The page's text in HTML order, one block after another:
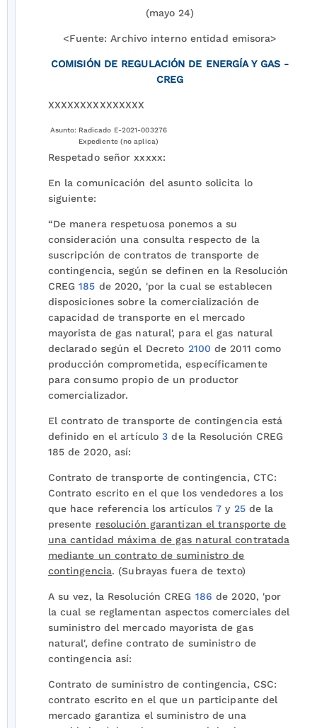
(mayo 24)
<Fuente: Archivo interno entidad emisora>
COMISIÓN DE REGULACIÓN DE ENERGÍA Y GAS -
CREG
XXXXXXXXXXXXXXX
Asunto: Radicado E-2021-003276
Expediente (no aplica)
Respetado señor xxxxx:
En la comunicación del asunto solicita lo
siguiente:
“De manera respetuosa ponemos a su
consideración una consulta respecto de la
suscripción de contratos de transporte de
contingencia, según se definen en la Resolución
CREG185 de 2020, 'por la cual se establecen
disposiciones sobre la comercialización de
capacidad de transporte en el mercado
mayorista de gas natural', para el gas natural
declarado según el Decreto 2100 de 2011 como
producción comprometida, específicamente
para consumo propio de un productor
comercializador.
El contrato de transporte de contingencia está
definido en el artículo3 de la Resolución CREG
185 de 2020, así:
Contrato de transporte de contingencia, CTC:
Contrato escrito en el que los vendedores a los
que hace referencia los artículos7 y 25de la
presente resolución garantizan el transporte de
una cantidad máxima de gas natural contratada
mediante un contrato de suministro de
contingencia. (Subrayas fuera de texto)
A su vez, la Resolución CREG 186 de 2020, 'por
la cual se reglamentan aspectos comerciales del
suministro del mercado mayorista de gas
natural', define contrato de suministro de
contingencia así:
Contrato de suministro de contingencia, CSC:
contrato escrito en el que un participante del
mercado garantiza el suministro de una